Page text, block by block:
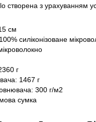
створена з урахуванням
см
силіконізоване
г
1467 г
300 г/м2
сумка